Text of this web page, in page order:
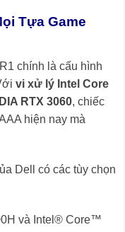
Tựa Game
chính là cấu hình
vi xử lý Intel Core
RTX 3060, chiếc
hiện nay mà
Dell có các tùy chọn
và Intel® Core™